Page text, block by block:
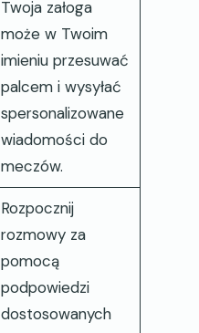
Twoja załoga
może w Twoim
imieniu przesuwać
palcem i wysyłać
spersonalizowane
wiadomości do
meczów.
Rozpocznij
rozmowy za
pomocą
podpowiedzi
dostosowanych